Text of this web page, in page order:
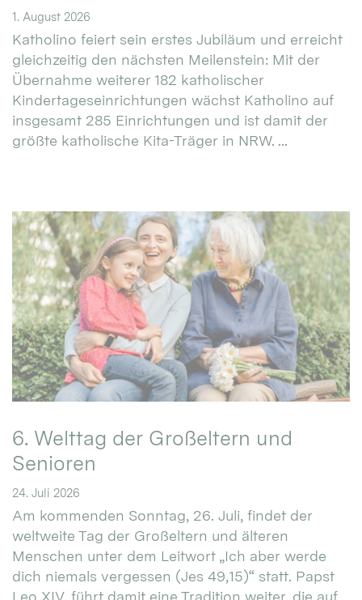
1. August 2026
Katholino feiert sein erstes Jubiläum und erreicht
gleichzeitig den nächsten Meilenstein: Mit der
Übernahme weiterer 182 katholischer
Kindertageseinrichtungen wächst Katholino auf
insgesamt 285 Einrichtungen und ist damit der
größte katholische Kita-Träger in NRW. ...
6. Welttag der Großeltern und
Senioren
24. Juli 2026
Am kommenden Sonntag, 26. Juli, findet der
weltweite Tag der Großeltern und älteren
Menschen unter dem Leitwort „Ich aber werde
dich niemals vergessen (Jes 49,15)“ statt. Papst